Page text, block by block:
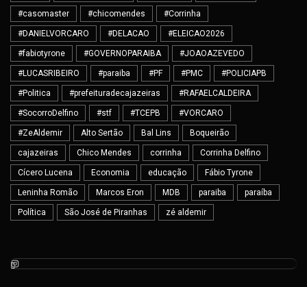
#casomaster #chicomendes #Corrinha
#DANIELVORCARO #DELACAO #ELEICAO2026
#fabiotyrone #GOVERNOPARAIBA #JOAOAZEVEDO
#LUCASRIBEIRO #paraiba #PF #PMC #POLICIAPB
#Politica #prefeituradecajazeiras #RAFAELCALDEIRA
#SocorroDelfino #stf #TCEPB #VORCARO
#ZeAldemir Alto Sertão Bal Lins Boqueirão
cajazeiras Chico Mendes corrinha Corrinha Delfino
Cícero Lucena Economia educação Fábio Tyrone
Leninha Romão Marcos Eron MDB paraiba paraíba
Política São José de Piranhas zé aldemir